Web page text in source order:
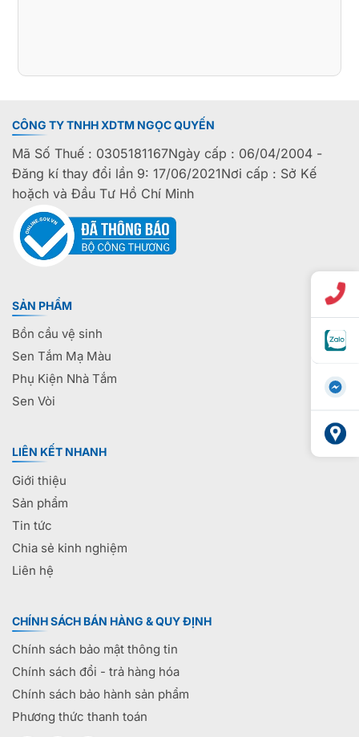
CÔNG TY TNHH XDTM NGỌC QUYẾN
Mã Số Thuế : 0305181167Ngày cấp : 06/04/2004 -
Đăng kí thay đổi lần 9: 17/06/2021Nơi cấp : Sở Kế
hoặch và Đầu Tư Hồ Chí Minh
SẢN PHẨM
Bồn cầu vệ sinh
Sen Tắm Mạ Màu
Phụ Kiện Nhà Tắm
Sen Vòi
LIÊN KẾT NHANH
Giới thiệu
Sản phẩm
Tin tức
Chia sẻ kinh nghiệm
Liên hệ
CHÍNH SÁCH BÁN HÀNG & QUY ĐỊNH
Chính sách bảo mật thông tin
Chính sách đổi - trả hàng hóa
Chính sách bảo hành sản phẩm
Phương thức thanh toán